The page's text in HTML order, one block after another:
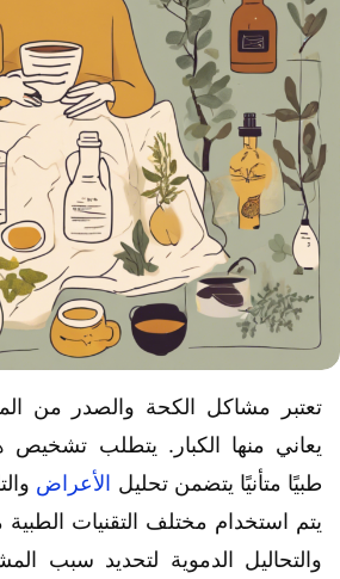
تعتبر مشاكل الكحة والصدر من
يعاني منها الكبار. يتطلب
طبيًا متأنيًا يتضمن تحليل الأعراض
يتم استخدام مختلف التقنيات
والتحاليل الدموية لتحديد سبب